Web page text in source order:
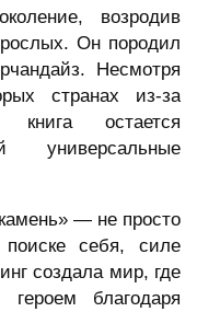
возродив
Он породил
Несмотря
странах из-за
книга остается
универсальные
— не просто
себя, силе
создала мир, где
благодаря